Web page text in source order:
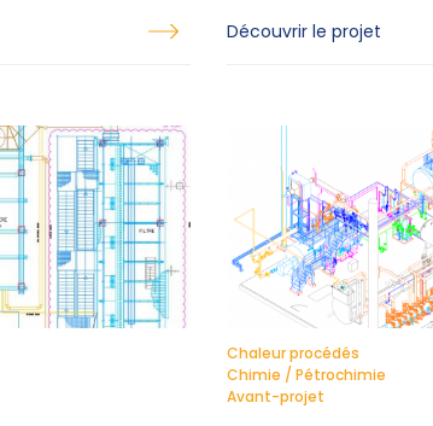
Découvrir le projet
Chaleur procédés
Chimie / Pétrochimie
Avant-projet